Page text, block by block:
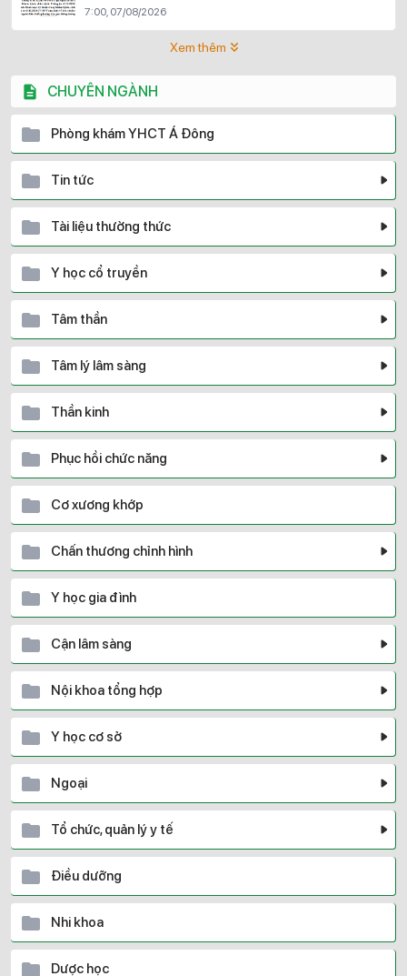
7:00, 07/08/2026
Xem thêm
CHUYÊN NGÀNH
Phòng khám YHCT Á Đông
Tin tức
Tài liệu thường thức
Y học cổ truyền
Tâm thần
Tâm lý lâm sàng
Thần kinh
Phục hồi chức năng
Cơ xương khớp
Chấn thương chỉnh hình
Y học gia đình
Cận lâm sàng
Nội khoa tổng hợp
Y học cơ sở
Ngoại
Tổ chức, quản lý y tế
Điều dưỡng
Nhi khoa
Dược học